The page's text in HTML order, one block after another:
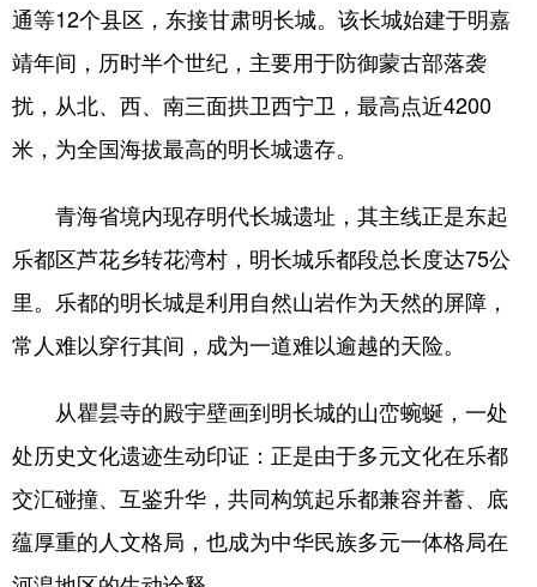
通等12个县区，东接甘肃明长城。该长城始建于明嘉
靖年间，历时半个世纪，主要用于防御蒙古部落袭
扰，从北、西、南三面拱卫西宁卫，最高点近4200
米，为全国海拔最高的明长城遗存。
青海省境内现存明代长城遗址，其主线正是东起
乐都区芦花乡转花湾村，明长城乐都段总长度达75公
里。乐都的明长城是利用自然山岩作为天然的屏障，
常人难以穿行其间，成为一道难以逾越的天险。
从瞿昙寺的殿宇壁画到明长城的山峦蜿蜒，一处
处历史文化遗迹生动印证：正是由于多元文化在乐都
交汇碰撞、互鉴升华，共同构筑起乐都兼容并蓄、底
蕴厚重的人文格局，也成为中华民族多元一体格局在